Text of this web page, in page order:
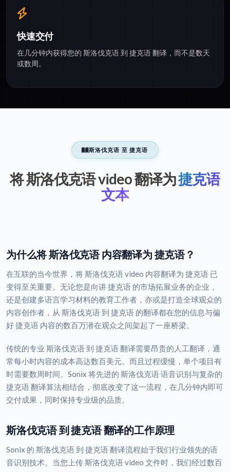
快速交付
在几分钟内获得您的 斯洛伐克语 到 捷克语 翻译，而不是数天
或数周。
斯洛伐克语 至 捷克语
将 斯洛伐克语 video 翻译为捷克语
文本
为什么将 斯洛伐克语 内容翻译为 捷克语？
在互联的当今世界，将 斯洛伐克语 video 内容翻译为 捷克语 已
变得至关重要。无论您是向讲 捷克语 的市场拓展业务的企业，
还是创建多语言学习材料的教育工作者，亦或是打造全球观众的
内容创作者，从 斯洛伐克语 到 捷克语 的翻译都在您的信息与偏
好 捷克语 内容的数百万潜在观众之间架起了一座桥梁。
传统的专业 斯洛伐克语 到 捷克语 翻译需要昂贵的人工翻译，通
常每小时内容的成本高达数百美元。而且过程缓慢，单个项目有
时需要数周时间。Sonix 将先进的 斯洛伐克语 语音识别与复杂的
捷克语 翻译算法相结合，彻底改变了这一流程，在几分钟内即可
交付成果，同时保持专业级的品质。
斯洛伐克语 到 捷克语 翻译的工作原理
Sonix 的 斯洛伐克语 到 捷克语 翻译流程始于我们行业领先的语
音识别技术。当您上传 斯洛伐克语 video 文件时，我们经过数百